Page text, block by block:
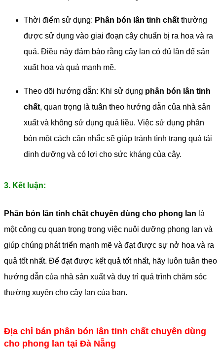
Thời điểm sử dụng: Phân bón lân tinh chất thường
được sử dụng vào giai đoạn cây chuẩn bị ra hoa và ra
quả. Điều này đảm bảo rằng cây lan có đủ lân để sản
xuất hoa và quả mạnh mẽ.
Theo dõi hướng dẫn: Khi sử dụng phân bón lân tinh
chất, quan trọng là tuân theo hướng dẫn của nhà sản
xuất và không sử dụng quá liều. Việc sử dụng phân
bón một cách cân nhắc sẽ giúp tránh tình trạng quá tải
dinh dưỡng và có lợi cho sức kháng của cây.
3. Kết luận:
Phân bón lân tinh chất chuyên dùng cho phong lan là
một công cụ quan trọng trong việc nuôi dưỡng phong lan và
giúp chúng phát triển mạnh mẽ và đạt được sự nở hoa và ra
quả tốt nhất. Để đạt được kết quả tốt nhất, hãy luôn tuân theo
hướng dẫn của nhà sản xuất và duy trì quá trình chăm sóc
thường xuyên cho cây lan của bạn.
Địa chỉ bán phân bón lân tinh chất chuyên dùng
cho phong lan tại Đà Nẵng